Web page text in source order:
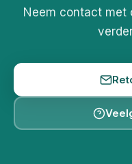
Neem contact met